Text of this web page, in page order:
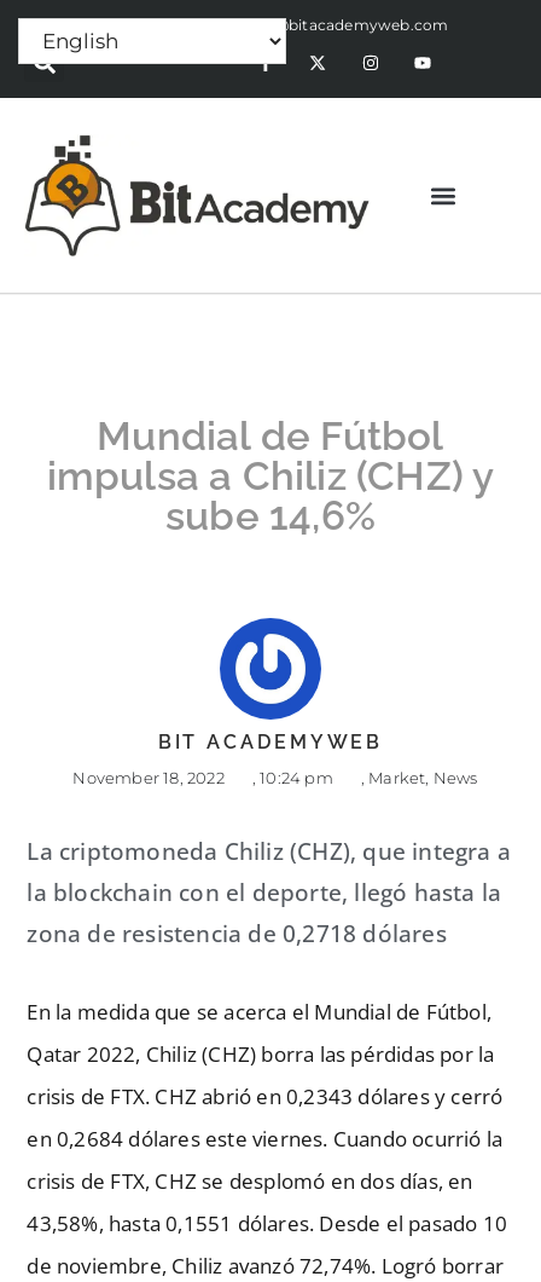
Press Release:alex@bitacademyweb.com
Mundial de Fútbol
impulsa a Chiliz (CHZ) y
sube 14,6%
BIT ACADEMYWEB
November 18, 2022 10:24 pm Market News
La criptomoneda Chiliz (CHZ), que integra a
la blockchain con el deporte, llegó hasta la
zona de resistencia de 0,2718 dólares
En la medida que se acerca el Mundial de Fútbol,
Qatar 2022, Chiliz (CHZ) borra las pérdidas por la
crisis de FTX. CHZ abrió en 0,2343 dólares y cerró
en 0,2684 dólares este viernes. Cuando ocurrió la
crisis de FTX, CHZ se desplomó en dos días, en
43,58%, hasta 0,1551 dólares. Desde el pasado 10
de noviembre, Chiliz avanzó 72,74%. Logró borrar